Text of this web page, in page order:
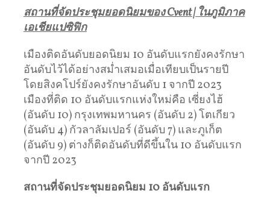
สถานที่จัดประชุมยอดนิยมของCvent |ในภูมิภาค
เอเชียแปซิฟิก
เมืองติดอันดับยอดนิยม 10 อันดับแรกยังคงรักษา
อันดับไว้ได้อย่างสม่ำเสมอเมื่อเทียบเป็นรายปี
โดยสิงคโปร์ยังคงรักษาอันดับ 1 จากปี 2023
เมืองที่ติด 10 อันดับแรกแห่งใหม่คือ เซี่ยงไฮ้
(อันดับ 10) กรุงเทพมหานคร (อันดับ 2) โตเกียว
(อันดับ 4) กัวลาลัมเปอร์ (อันดับ 7) และภูเก็ต
(อันดับ 9) ต่างก็ติดอันดับที่ดีขึ้นใน 10 อันดับแรก
จากปี 2023
สถานที่จัดประชุมยอดนิยม 10 อันดับแรก